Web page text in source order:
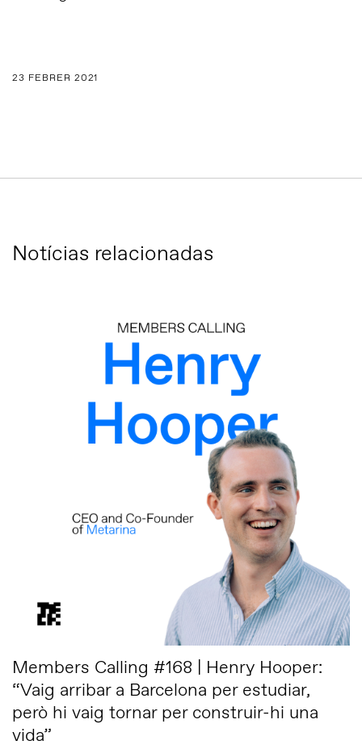
23 FEBRER 2021
Notícias relacionadas
Members Calling #168 | Henry Hooper:
“Vaig arribar a Barcelona per estudiar,
però hi vaig tornar per construir-hi una
vida”